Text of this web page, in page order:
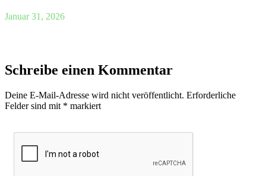
Januar 31, 2026
Schreibe einen Kommentar
Deine E-Mail-Adresse wird nicht veröffentlicht. Erforderliche
Felder sind mit * markiert